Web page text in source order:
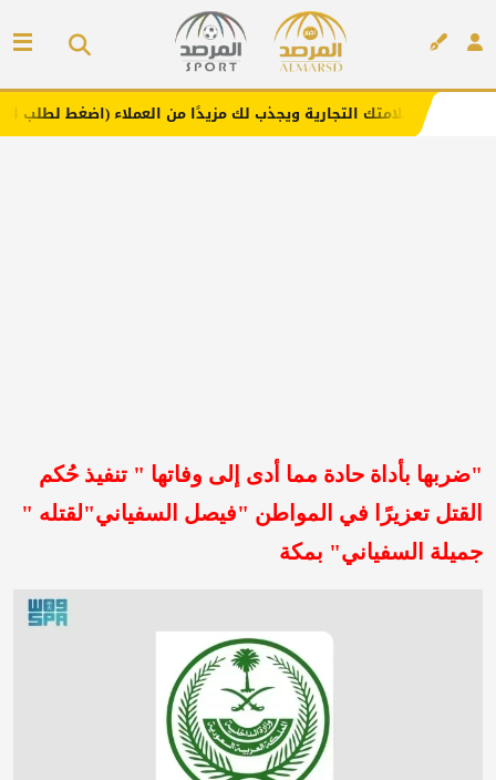
التجارية ويجذب لك مزيدًا من العملاء (اضغط لطلب الإعلان)
"ضربها بأداة حادة مما أدى إلى وفاتها " تنفيذ حُكم
القتل تعزيرًا في المواطن "فيصل السفياني"لقتله "
جميلة السفياني" بمكة